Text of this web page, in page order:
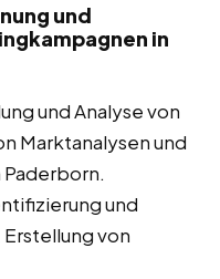
und
in
und Analyse von
Marktanalysen und
und
von